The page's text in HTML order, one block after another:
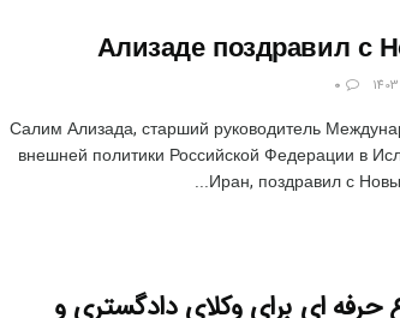
Ализаде поздравил с
Салим Ализада, старший руководитель
внешней политики Российской Федерации в
Иран, поздравил с
حرفه ای برای وکلای دادگستری و